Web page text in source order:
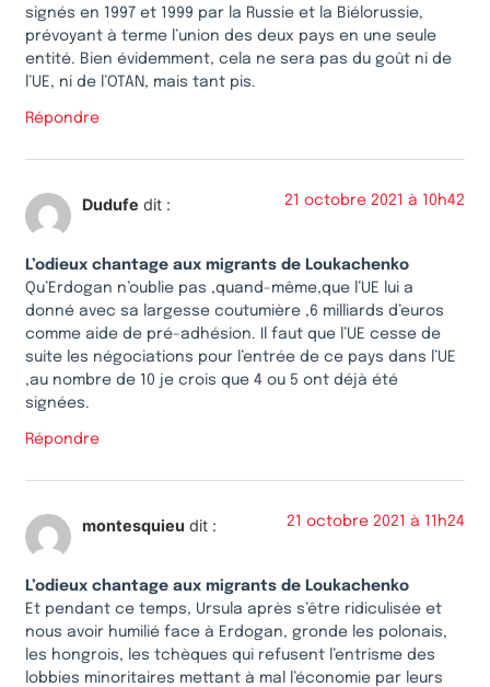
signés en 1997 et 1999 par la Russie et la Biélorussie,
prévoyant à terme l’union des deux pays en une seule
entité. Bien évidemment, cela ne sera pas du goût ni de
l’UE, ni de l’OTAN, mais tant pis.
Répondre
Dudufe dit : 21 octobre 2021 à 10h42
L’odieux chantage aux migrants de Loukachenko
Qu’Erdogan n’oublie pas ,quand-même,que l’UE lui a
donné avec sa largesse coutumière ,6 milliards d’euros
comme aide de pré-adhésion. Il faut que l’UE cesse de
suite les négociations pour l’entrée de ce pays dans l’UE
,au nombre de 10 je crois que 4 ou 5 ont déjà été
signées.
Répondre
montesquieu dit : 21 octobre 2021 à 11h24
L’odieux chantage aux migrants de Loukachenko
Et pendant ce temps, Ursula après s’être ridiculisée et
nous avoir humilié face à Erdogan, gronde les polonais,
les hongrois, les tchèques qui refusent l’entrisme des
lobbies minoritaires mettant à mal l’économie par leurs